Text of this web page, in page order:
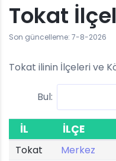
Tokat
Son güncelleme: 7-8-2026
Tokat ilinin İlçeleri ve
Bul:
İL İLÇE
Tokat Merkez